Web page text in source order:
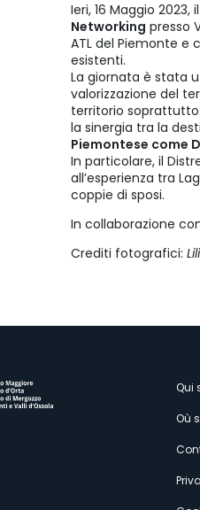
Ieri, 16 Maggio
Networking presso
ATL del Piemonte e
esistenti.
La giornata è stata
valorizzazione del
territorio soprattutto
la sinergia tra la
Piemontese come
In particolare, il
all’esperienza tra
coppie di sposi.
In collaborazione
Crediti fotografici:
Qui
Où